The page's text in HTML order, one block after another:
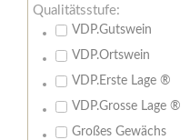
Qualitätsstufe:
VDP.Gutswein
VDP.Ortswein
VDP.Erste Lage ®
VDP.Grosse Lage ®
Großes Gewächs